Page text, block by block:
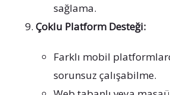
sağlama.
Çoklu Platform Desteği:
Farklı mobil
sorunsuz çalışabilme.